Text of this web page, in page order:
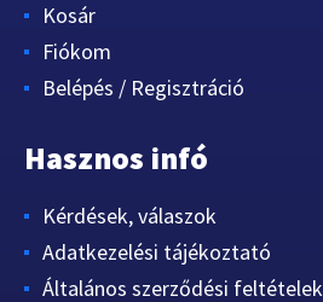
Kosár
Fiókom
Belépés / Regisztráció
Hasznos infó
Kérdések, válaszok
Adatkezelési tájékoztató
Általános szerződési feltételek